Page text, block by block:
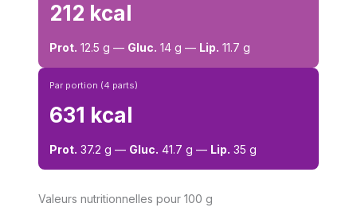
212 kcal
Prot. 12.5 g — Gluc. 14 g — Lip. 11.7 g
Par portion (4 parts)
631 kcal
Prot. 37.2 g — Gluc. 41.7 g — Lip. 35 g
Valeurs nutritionnelles pour 100 g